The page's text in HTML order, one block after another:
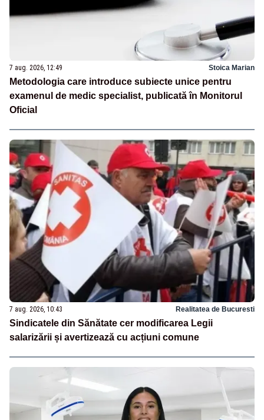
7 aug. 2026, 12:49 Stoica Marian
Metodologia care introduce subiecte unice pentru
examenul de medic specialist, publicată în Monitorul
Oficial
7 aug. 2026, 10:43 Realitatea de Bucuresti
Sindicatele din Sănătate cer modificarea Legii
salarizării și avertizează cu acțiuni comune